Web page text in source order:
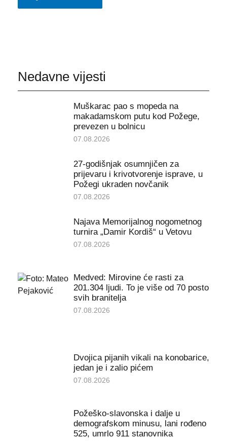
Nedavne vijesti
Muškarac pao s mopeda na
makadamskom putu kod Požege,
prevezen u bolnicu
07.08.2026
27-godišnjak osumnjičen za
prijevaru i krivotvorenje isprave, u
Požegi ukraden novčanik
07.08.2026
Najava Memorijalnog nogometnog
turnira „Damir Kordiš“ u Vetovu
07.08.2026
Medved: Mirovine će rasti za
201.304 ljudi. To je više od 70 posto
svih branitelja
07.08.2026
Dvojica pijanih vikali na konobarice,
jedan je i zalio pićem
07.08.2026
Požeško-slavonska i dalje u
demografskom minusu, lani rođeno
525, umrlo 911 stanovnika